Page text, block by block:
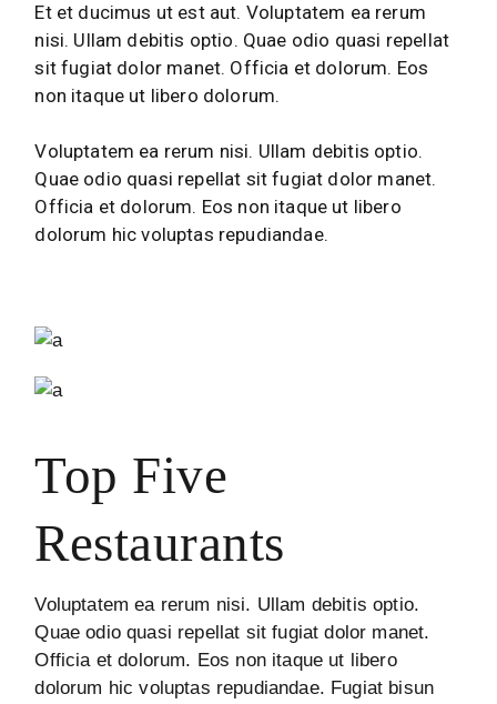
Et et ducimus ut est aut. Voluptatem ea rerum
nisi. Ullam debitis optio. Quae odio quasi repellat
sit fugiat dolor manet. Officia et dolorum. Eos
non itaque ut libero dolorum.
Voluptatem ea rerum nisi. Ullam debitis optio.
Quae odio quasi repellat sit fugiat dolor manet.
Officia et dolorum. Eos non itaque ut libero
dolorum hic voluptas repudiandae.
Top Five
Restaurants
Voluptatem ea rerum nisi. Ullam debitis optio.
Quae odio quasi repellat sit fugiat dolor manet.
Officia et dolorum. Eos non itaque ut libero
dolorum hic voluptas repudiandae. Fugiat bisun